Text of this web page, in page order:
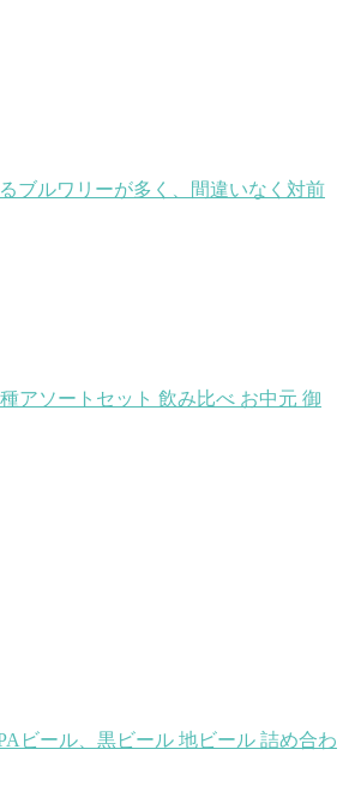
ブルワリーが多く、間違いなく対前
アソートセット 飲み比べ お中元 御
ビール、黒ビール 地ビール 詰め合わ